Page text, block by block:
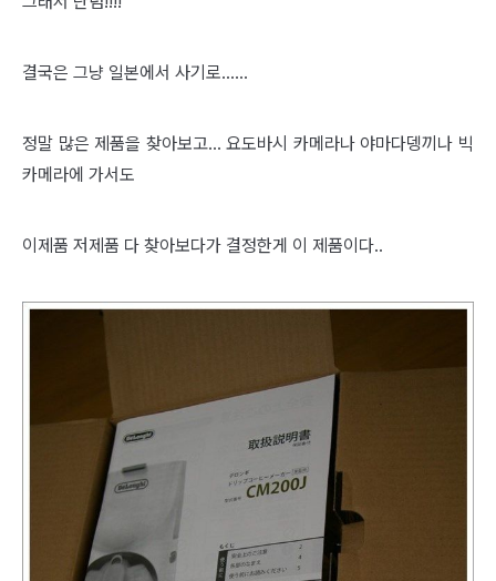
결국은 그냥 일본에서 사기로......
정말 많은 제품을 찾아보고... 요도바시 카메라나 야마다뎅끼나 빅
카메라에 가서도
이제품 저제품 다 찾아보다가 결정한게 이 제품이다..